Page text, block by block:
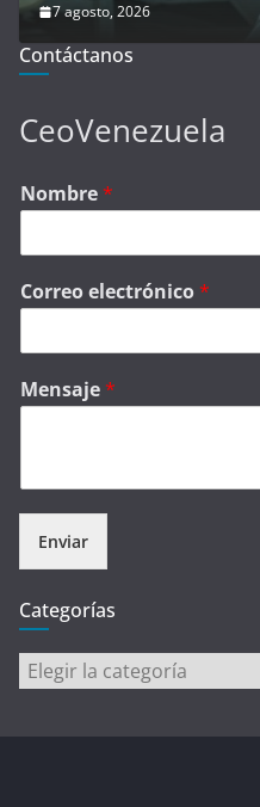
7 agosto, 2026
Contáctanos
CeoVenezuela
Nombre*
Correo electrónico*
Mensaje*
Enviar
Categorías
Categorías